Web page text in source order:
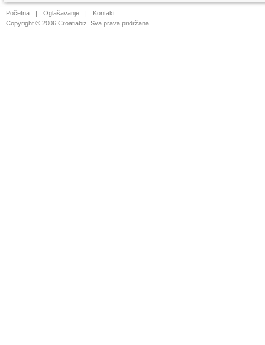
Početna | Oglašavanje |
Kontakt
Copyright © 2006 Croatiabiz. Sva prava pridržana.